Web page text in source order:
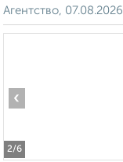
Агентство, 07.08.2026
2/6
‹